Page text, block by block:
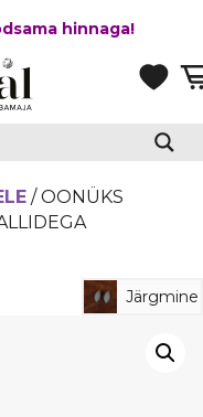
hinnaga!
/ OONÜKS
Järgmine